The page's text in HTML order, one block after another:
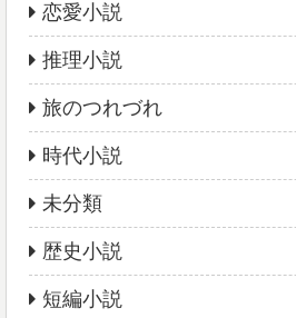
恋愛小説
推理小説
旅のつれづれ
時代小説
未分類
歴史小説
短編小説